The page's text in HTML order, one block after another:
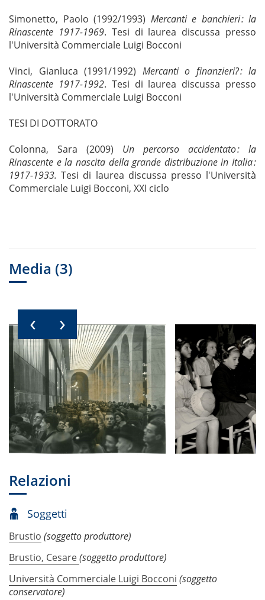
Simonetto, Paolo (1992/1993) Mercanti e banchieri : la
Rinascente 1917-1969. Tesi di laurea discussa presso
l'Università Commerciale Luigi Bocconi
Vinci, Gianluca (1991/1992) Mercanti o finanzieri? : la
Rinascente 1917-1992. Tesi di laurea discussa presso
l'Università Commerciale Luigi Bocconi
TESI DI DOTTORATO
Colonna, Sara (2009) Un percorso accidentato: la
Rinascente e la nascita della grande distribuzione in Italia:
1917-1933. Tesi di laurea discussa presso l'Università
Commerciale Luigi Bocconi, XXI ciclo
Media (3)
‹ ›
Relazioni
Soggetti
Brustio (soggetto produttore)
Brustio, Cesare(soggetto produttore)
Università Commerciale Luigi Bocconi (soggetto
conservatore)